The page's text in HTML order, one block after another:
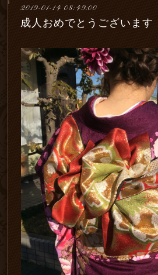
2019-01-14 08:49:00
成人おめでとうございます